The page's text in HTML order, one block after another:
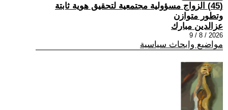
(45) الزواج مسؤولية مجتمعية لتحقيق هوية ثابتة
وتطور متوازن
عزالدين مبارك
2026 / 8 / 9
مواضيع وابحاث سياسية